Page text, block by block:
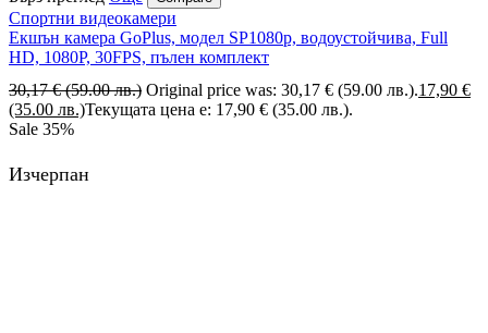
Спортни видеокамери
Екшън камера GoPlus, модел SP1080p, водоустойчива, Full
HD, 1080P, 30FPS, пълен комплект
30,17€ (59.00 лв.) Original price was: 30,17 € (59.00 лв.).17,90 €
(35.00 лв.)Текущата цена е: 17,90 € (35.00 лв.).
Sale 35%
Изчерпан